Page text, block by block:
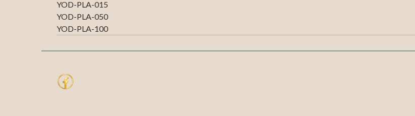
YOD-PLA-015
YOD-PLA-050
YOD-PLA-100